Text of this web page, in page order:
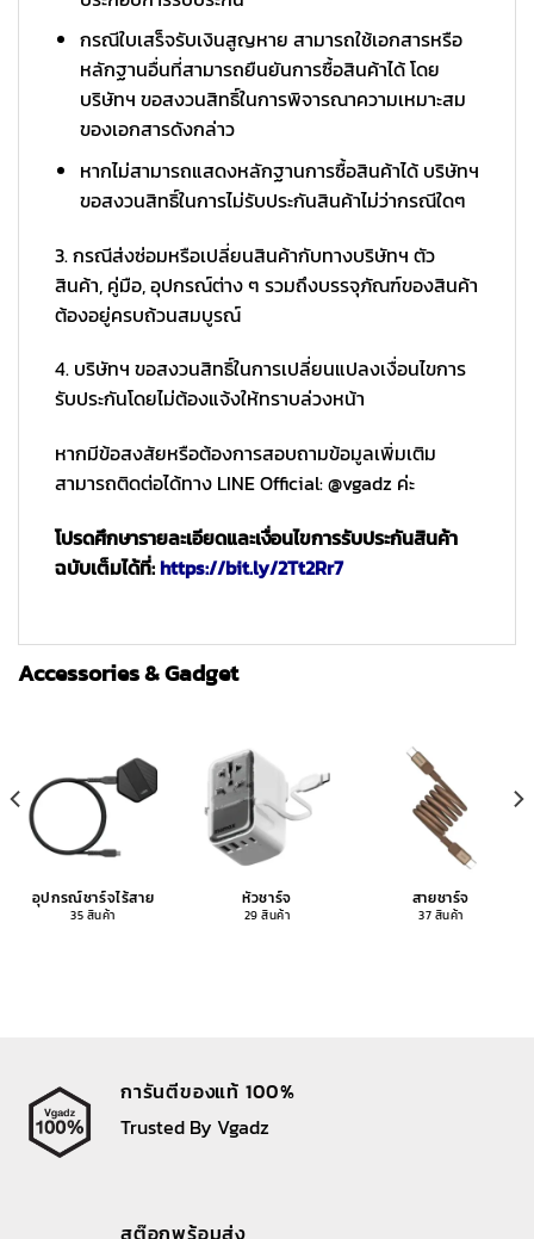
กรณีใบเสร็จรับเงินสูญหาย สามารถใช้เอกสารหรือ
หลักฐานอื่นที่สามารถยืนยันการซื้อสินค้าได้ โดย
บริษัทฯ ขอสงวนสิทธิ์ในการพิจารณาความเหมาะสม
ของเอกสารดังกล่าว
หากไม่สามารถแสดงหลักฐานการซื้อสินค้าได้ บริษัทฯ
ขอสงวนสิทธิ์ในการไม่รับประกันสินค้าไม่ว่ากรณีใดๆ
3. กรณีส่งซ่อมหรือเปลี่ยนสินค้ากับทางบริษัทฯ ตัว
สินค้า, คู่มือ, อุปกรณ์ต่าง ๆ รวมถึงบรรจุภัณฑ์ของสินค้า
ต้องอยู่ครบถ้วนสมบูรณ์
4. บริษัทฯ ขอสงวนสิทธิ์ในการเปลี่ยนแปลงเงื่อนไขการ
รับประกันโดยไม่ต้องแจ้งให้ทราบล่วงหน้า
หากมีข้อสงสัยหรือต้องการสอบถามข้อมูลเพิ่มเติม
สามารถติดต่อได้ทาง LINE Official: @vgadz ค่ะ
โปรดศึกษารายละเอียดและเงื่อนไขการรับประกันสินค้า
ฉบับเต็มได้ที่:https://bit.ly/2Tt2Rr7
Accessories & Gadget
อุปกรณ์ชาร์จไร้สาย
35 สินค้า
หัวชาร์จ
29 สินค้า
สายชาร์จ
37 สินค้า
การันตีของแท้ 100%
Trusted By Vgadz
สต๊อกพร้อมส่ง